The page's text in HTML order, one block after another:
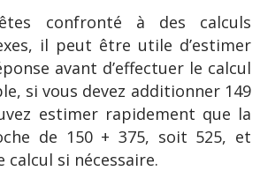
confronté à des calculs
il peut être utile d’estimer
avant d’effectuer le calcul
si vous devez additionner 149
estimer rapidement que la
de 150 + 375, soit 525, et
si nécessaire.